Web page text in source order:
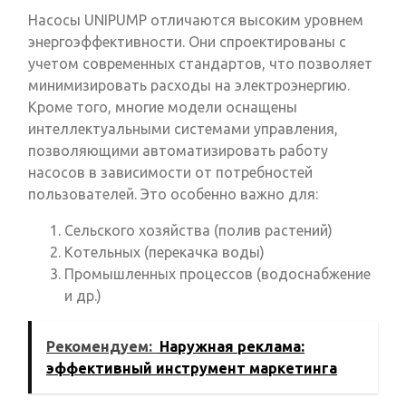
Насосы UNIPUMP отличаются высоким уровнем
энергоэффективности. Они спроектированы с
учетом современных стандартов, что позволяет
минимизировать расходы на электроэнергию.
Кроме того, многие модели оснащены
интеллектуальными системами управления,
позволяющими автоматизировать работу
насосов в зависимости от потребностей
пользователей. Это особенно важно для:
Сельского хозяйства (полив растений)
Котельных (перекачка воды)
Промышленных процессов (водоснабжение
и др.)
Рекомендуем:
Наружная реклама:
эффективный инструмент маркетинга